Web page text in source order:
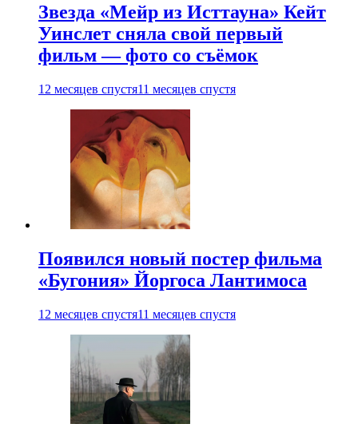
Звезда «Мейр из Исттауна» Кейт
Уинслет сняла свой первый
фильм — фото со съёмок
12 месяцев спустя11 месяцев спустя
Появился новый постер фильма
«Бугония» Йоргоса Лантимоса
12 месяцев спустя11 месяцев спустя